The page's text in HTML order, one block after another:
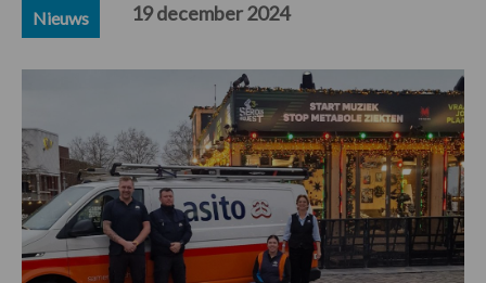
Nieuws 19 december 2024